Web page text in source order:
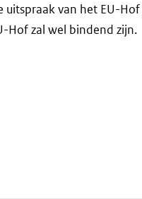
van het EU-Hof
Hof zal wel bindend zijn.